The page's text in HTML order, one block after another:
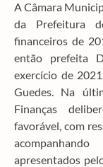
A Câmara
da Prefeitura
financeiros de
então prefeita
exercício de
Guedes. Na
Finanças
favorável, com
apresentados